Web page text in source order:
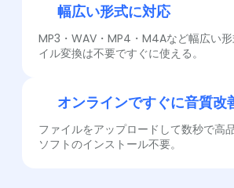
幅広い形式に対応
MP3・WAV・MP4・M4Aなど幅広い
イル変換は不要ですぐに使える。
オンラインですぐに音質改
ファイルをアップロードして数秒で高
ソフトのインストール不要。